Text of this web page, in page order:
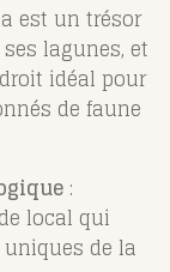
est un trésor
lagunes, et
idéal pour
de faune
:
local qui
de la